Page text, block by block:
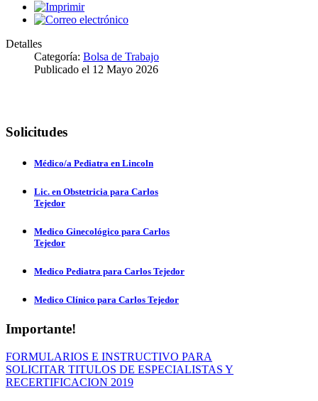
Detalles
Categoría: Bolsa de Trabajo
Publicado el 12 Mayo 2026
Solicitudes
Médico/a Pediatra en Lincoln
Lic. en Obstetricia para Carlos
Tejedor
Medico Ginecológico para Carlos
Tejedor
Medico Pediatra para Carlos Tejedor
Medico Clínico para Carlos Tejedor
Importante!
FORMULARIOS E INSTRUCTIVO PARA
SOLICITAR TITULOS DE ESPECIALISTAS Y
RECERTIFICACION 2019